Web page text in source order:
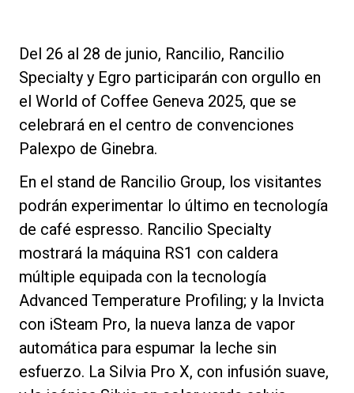
Del 26 al 28 de junio, Rancilio, Rancilio
Specialty y Egro participarán con orgullo en
el World of Coffee Geneva 2025, que se
celebrará en el centro de convenciones
Palexpo de Ginebra.
En el stand de Rancilio Group, los visitantes
podrán experimentar lo último en tecnología
de café espresso. Rancilio Specialty
mostrará la máquina RS1 con caldera
múltiple equipada con la tecnología
Advanced Temperature Profiling; y la Invicta
con iSteam Pro, la nueva lanza de vapor
automática para espumar la leche sin
esfuerzo. La Silvia Pro X, con infusión suave,
Nuestros laboratorios
Sostenibilidad
Connect
Contacto
Política de Privacidad